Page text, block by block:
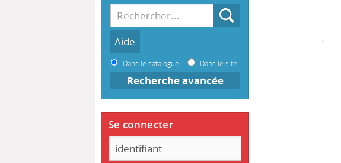
Dans le catalogue Dans le site
Recherche avancée
Se connecter